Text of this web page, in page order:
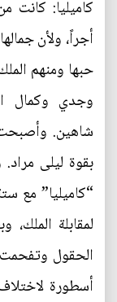
كاميليا: كانت
أجراً، ولأن
حبها ومنهم
وجدي وكمال
شاهين.
“كاميليا” مع
لمقابلة
الحقول وتفحمت
أسطورة